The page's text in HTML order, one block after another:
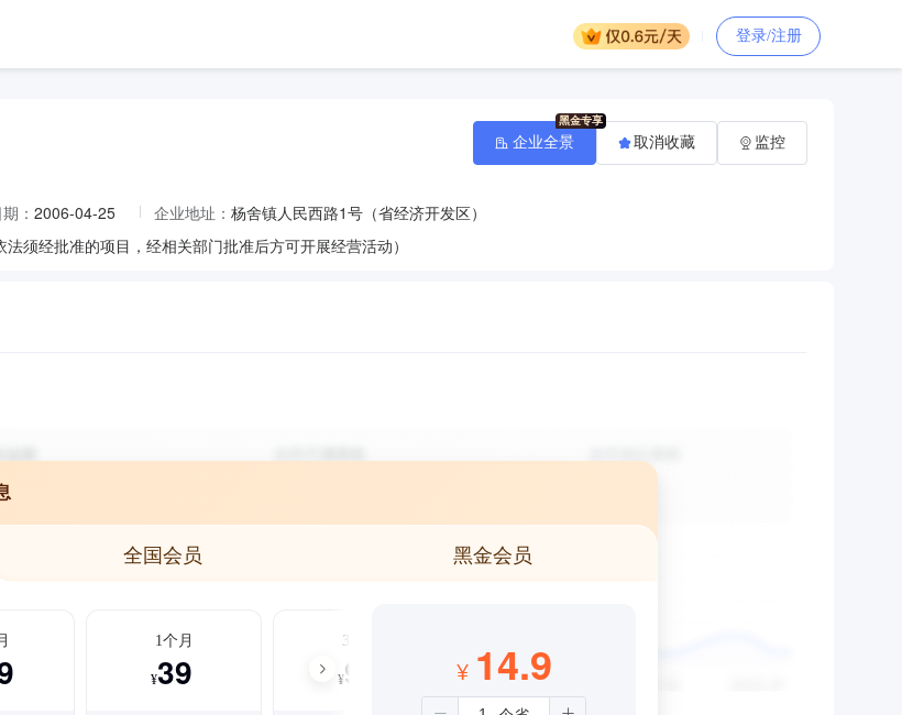
登录/注册
： 2006-04-25 企业地址： 杨舍镇人民西路1号（省经济开发区）
须经批准的项目，经相关部门批准后方可开展经营活动）
企业全景 取消收藏 监控
全国会员 黑金会员
1个月
¥39
3个月
¥99 ¥ 14.9